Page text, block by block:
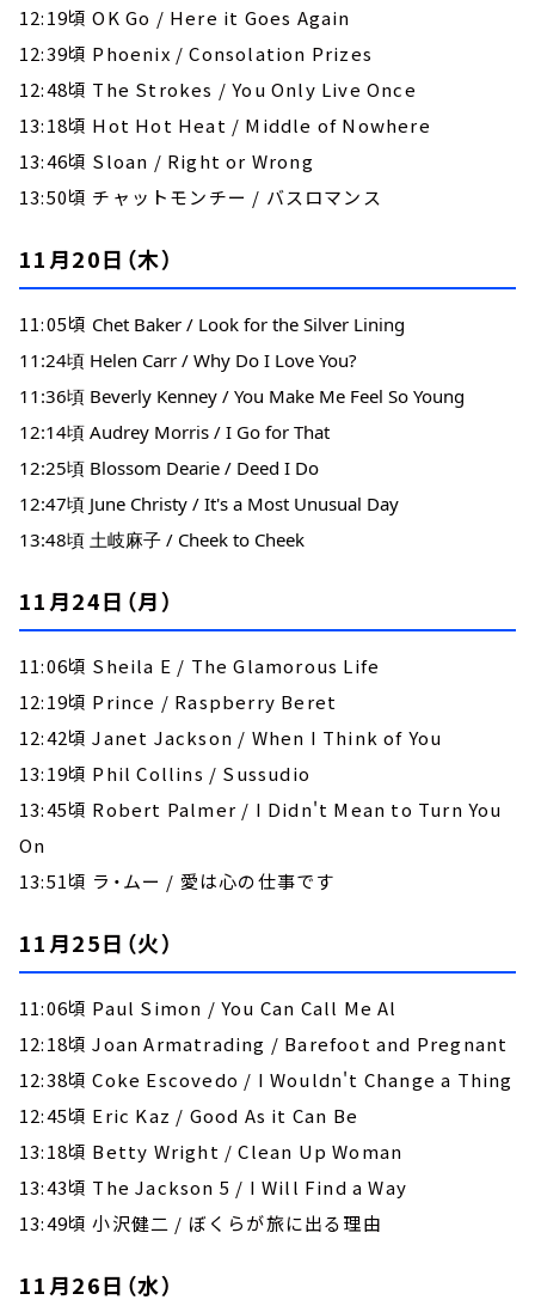
12:19頃 OK Go / Here it Goes Again
12:39頃 Phoenix / Consolation Prizes
12:48頃 The Strokes / You Only Live Once
13:18頃 Hot Hot Heat / Middle of Nowhere
13:46頃 Sloan / Right or Wrong
13:50頃 チャットモンチー / バスロマンス
11月20日（木）
11:05頃 Chet Baker / Look for the Silver Lining
11:24頃 Helen Carr / Why Do I Love You?
11:36頃 Beverly Kenney / You Make Me Feel So Young
12:14頃 Audrey Morris / I Go for That
12:25頃 Blossom Dearie / Deed I Do
12:47頃 June Christy / It's a Most Unusual Day
13:48頃 土岐麻子 / Cheek to Cheek
11月24日（月）
11:06頃 Sheila E / The Glamorous Life
12:19頃 Prince / Raspberry Beret
12:42頃 Janet Jackson / When I Think of You
13:19頃 Phil Collins / Sussudio
13:45頃 Robert Palmer / I Didn't Mean to Turn You
On
13:51頃 ラ・ムー / 愛は心の仕事です
11月25日（火）
11:06頃 Paul Simon / You Can Call Me Al
12:18頃 Joan Armatrading / Barefoot and Pregnant
12:38頃 Coke Escovedo / I Wouldn't Change a Thing
12:45頃 Eric Kaz / Good As it Can Be
13:18頃 Betty Wright / Clean Up Woman
13:43頃 The Jackson 5 / I Will Find a Way
13:49頃 小沢健二 / ぼくらが旅に出る理由
11月26日（水）